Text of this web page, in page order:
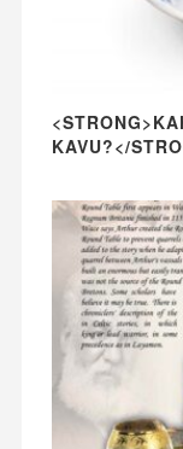
KAVU?</